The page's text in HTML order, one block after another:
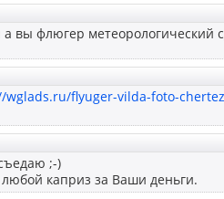
вы флюгер метеорологический
wglads.ru/flyuger-vilda-foto-
;-)
любой каприз за Ваши деньги.